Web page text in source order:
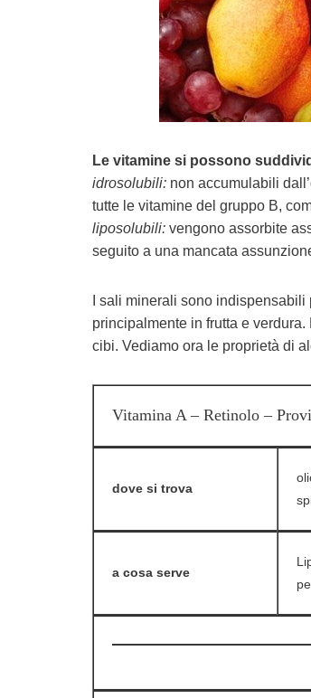
Le vitamine si possono
idrosolubili: non accumulabili
tutte le vitamine del gruppo B,
liposolubili: vengono assorbite
seguito a una mancata
I sali minerali sono
principalmente in frutta e
cibi. Vediamo ora le proprietà di
Vitamina A – Retinolo –
dove si trova
a cosa serve